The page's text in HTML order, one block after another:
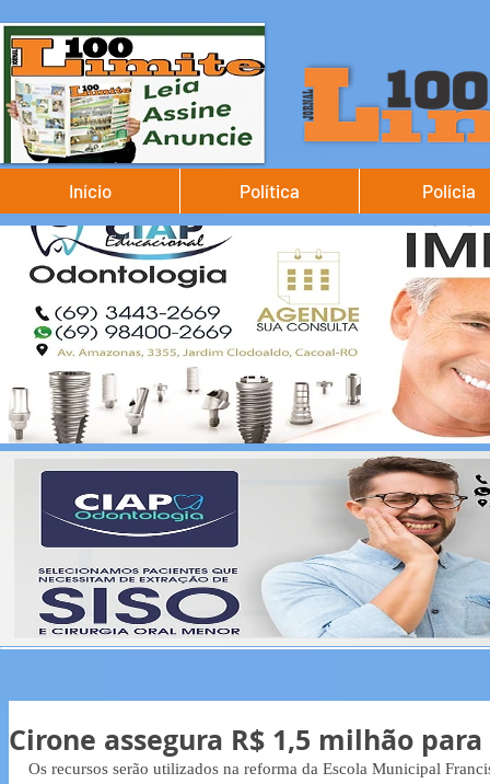
Início Política Polícia
Cirone assegura R$ 1,5 milhão
Os recursos serão utilizados na reforma da Escola Municipal